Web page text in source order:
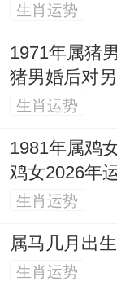
不是安全正
遵循传统习
主手持火种
灶）率先踏
物品？
生肖运势
1971年属猪
猪男婚后对
生肖运势
1981年属鸡
鸡女2026年
生肖运势
属马几月出
生肖运势